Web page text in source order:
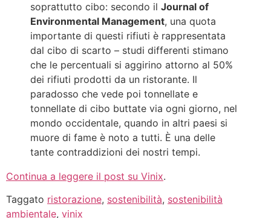
soprattutto cibo: secondo il Journal of
Environmental Management, una quota
importante di questi rifiuti è rappresentata
dal cibo di scarto – studi differenti stimano
che le percentuali si aggirino attorno al 50%
dei rifiuti prodotti da un ristorante. Il
paradosso che vede poi tonnellate e
tonnellate di cibo buttate via ogni giorno, nel
mondo occidentale, quando in altri paesi si
muore di fame è noto a tutti. È una delle
tante contraddizioni dei nostri tempi.
Continua a leggere il post su Vinix.
Taggato ristorazione, sostenibilità, sostenibilità
ambientale, vinix